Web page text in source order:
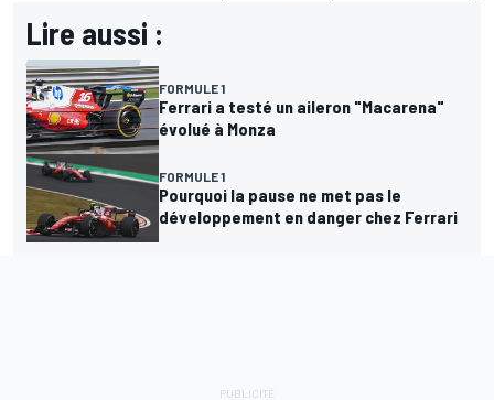
Lire aussi :
FORMULE 1
Ferrari a testé un aileron "Macarena"
évolué à Monza
FORMULE 1
Pourquoi la pause ne met pas le
développement en danger chez Ferrari